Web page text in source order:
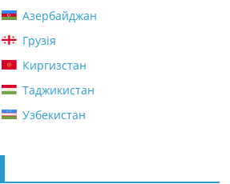
Азербайджан
Грузія
Киргизстан
Таджикистан
Узбекистан